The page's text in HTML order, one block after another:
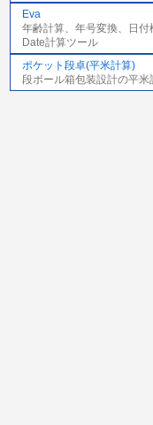
Eva
年齢計算、年号変換、日
Date計算ツール
ポケット段卓(平米計算)
段ボール箱包装設計の平米